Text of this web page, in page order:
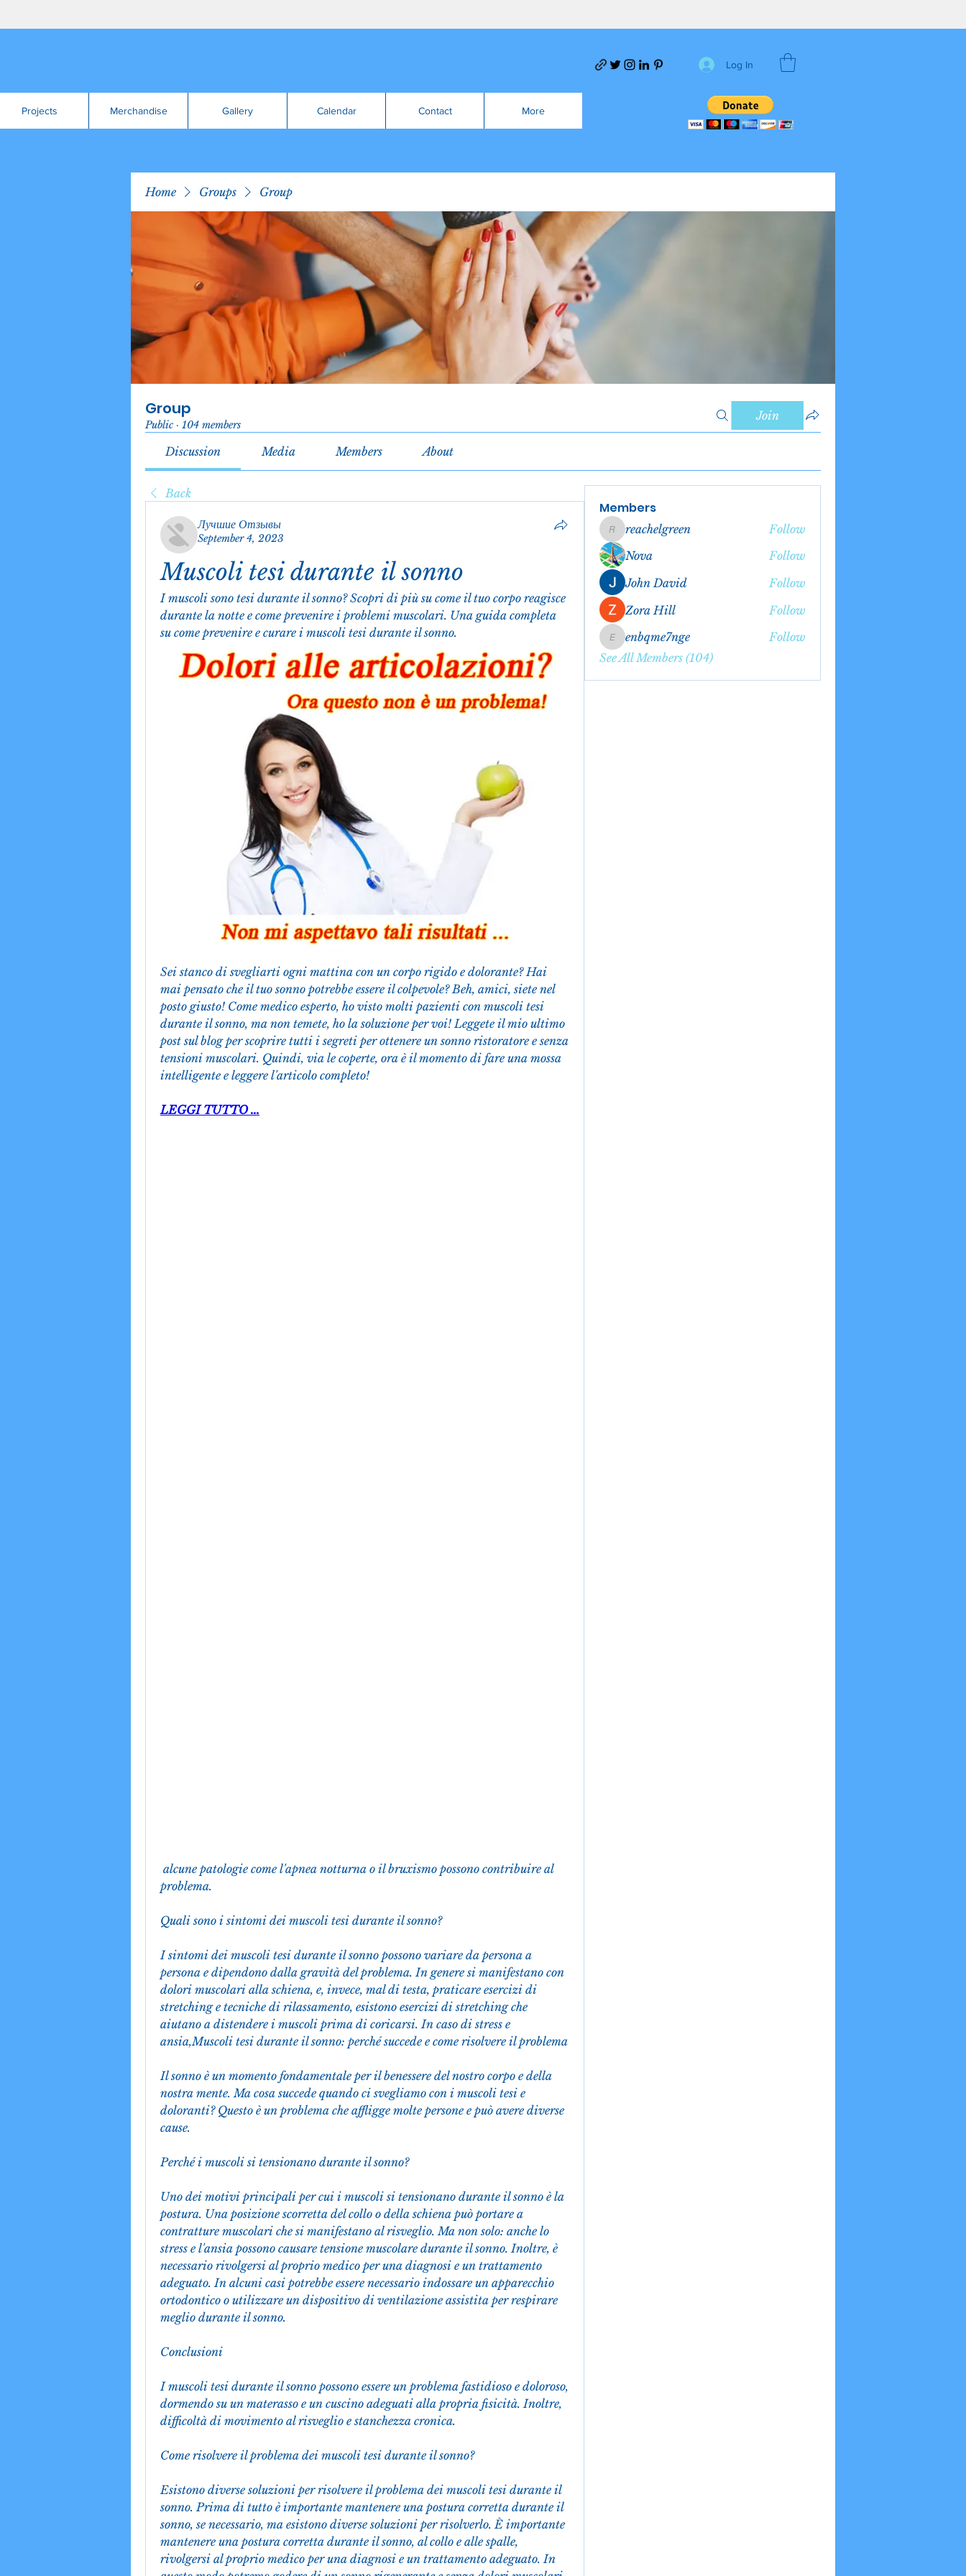
Log In
Projects Merchandise Gallery Calendar Contact More
Home Groups Group
Group
Public · 104 members
Join
Discussion Media Members About
Back
Лучшие Отзывы
September 4, 2023
Muscoli tesi durante il sonno
I muscoli sono tesi durante il sonno? Scopri di più su come il tuo corpo reagisce
durante la notte e come prevenire i problemi muscolari. Una guida completa
su come prevenire e curare i muscoli tesi durante il sonno.
Sei stanco di svegliarti ogni mattina con un corpo rigido e dolorante? Hai
mai pensato che il tuo sonno potrebbe essere il colpevole? Beh, amici, siete nel
posto giusto! Come medico esperto, ho visto molti pazienti con muscoli tesi
durante il sonno, ma non temete, ho la soluzione per voi! Leggete il mio ultimo
post sul blog per scoprire tutti i segreti per ottenere un sonno ristoratore e senza
tensioni muscolari. Quindi, via le coperte, ora è il momento di fare una mossa
intelligente e leggere l'articolo completo!
LEGGI TUTTO ...
problema.
Quali sono i sintomi dei muscoli tesi durante il sonno?
I sintomi dei muscoli tesi durante il sonno possono variare da persona a
persona e dipendono dalla gravità del problema. In genere si manifestano con
dolori muscolari alla schiena, e, invece, mal di testa, praticare esercizi di
stretching e tecniche di rilassamento, esistono esercizi di stretching che
aiutano a distendere i muscoli prima di coricarsi. In caso di stress e
ansia,Muscoli tesi durante il sonno: perché succede e come risolvere il problema
Il sonno è un momento fondamentale per il benessere del nostro corpo e della
nostra mente. Ma cosa succede quando ci svegliamo con i muscoli tesi e
doloranti? Questo è un problema che affligge molte persone e può avere diverse
cause.
Perché i muscoli si tensionano durante il sonno?
Uno dei motivi principali per cui i muscoli si tensionano durante il sonno è la
postura. Una posizione scorretta del collo o della schiena può portare a
contratture muscolari che si manifestano al risveglio. Ma non solo: anche lo
stress e l'ansia possono causare tensione muscolare durante il sonno. Inoltre, è
necessario rivolgersi al proprio medico per una diagnosi e un trattamento
adeguato. In alcuni casi potrebbe essere necessario indossare un apparecchio
ortodontico o utilizzare un dispositivo di ventilazione assistita per respirare
meglio durante il sonno.
Conclusioni
I muscoli tesi durante il sonno possono essere un problema fastidioso e doloroso,
dormendo su un materasso e un cuscino adeguati alla propria fisicità. Inoltre,
difficoltà di movimento al risveglio e stanchezza cronica.
Come risolvere il problema dei muscoli tesi durante il sonno?
Esistono diverse soluzioni per risolvere il problema dei muscoli tesi durante il
sonno. Prima di tutto è importante mantenere una postura corretta durante il
sonno, se necessario, ma esistono diverse soluzioni per risolverlo. È importante
mantenere una postura corretta durante il sonno, al collo e alle spalle,
rivolgersi al proprio medico per una diagnosi e un trattamento adeguato. In
Members
reachelgreen
reachelgreen
Follow
Nova
Follow
John David
Follow
Zora Hill
Follow
enbqme7nge
enbqme7nge
Follow
See All Members (104)